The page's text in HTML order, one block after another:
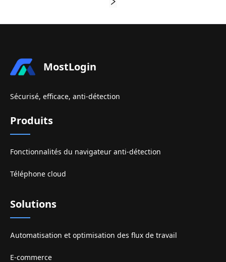
MostLogin
Sécurisé, efficace, anti-détection
Produits
Fonctionnalités du navigateur anti-détection
Téléphone cloud
Solutions
Automatisation et optimisation des flux de travail
E-commerce